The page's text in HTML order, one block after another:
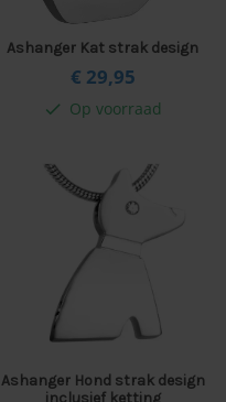
Ashanger Kat strak design
€ 29,95
check Op voorraad
Ashanger Hond strak design